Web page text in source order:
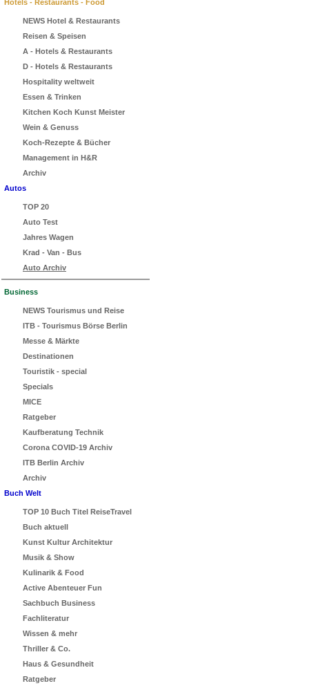
Hotels - Restaurants - Food
NEWS Hotel & Restaurants
Reisen & Speisen
A - Hotels & Restaurants
D - Hotels & Restaurants
Hospitality weltweit
Essen & Trinken
Kitchen Koch Kunst Meister
Wein & Genuss
Koch-Rezepte & Bücher
Management in H&R
Archiv
Autos
TOP 20
Auto Test
Jahres Wagen
Krad - Van - Bus
Auto Archiv
Business
NEWS Tourismus und Reise
ITB - Tourismus Börse Berlin
Messe & Märkte
Destinationen
Touristik - special
Specials
MICE
Ratgeber
Kaufberatung Technik
Corona COVID-19 Archiv
ITB Berlin Archiv
Archiv
Buch Welt
TOP 10 Buch Titel ReiseTravel
Buch aktuell
Kunst Kultur Architektur
Musik & Show
Kulinarik & Food
Active Abenteuer Fun
Sachbuch Business
Fachliteratur
Wissen & mehr
Thriller & Co.
Haus & Gesundheit
Ratgeber